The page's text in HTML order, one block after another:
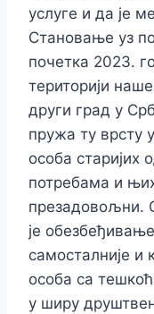
услуге и да је
Становање уз
почетка 2023.
територији
други град у
пружа ту врсту
особа старијих
потребама и
презадовољни.
је
самосталније и
особа са
у ширу